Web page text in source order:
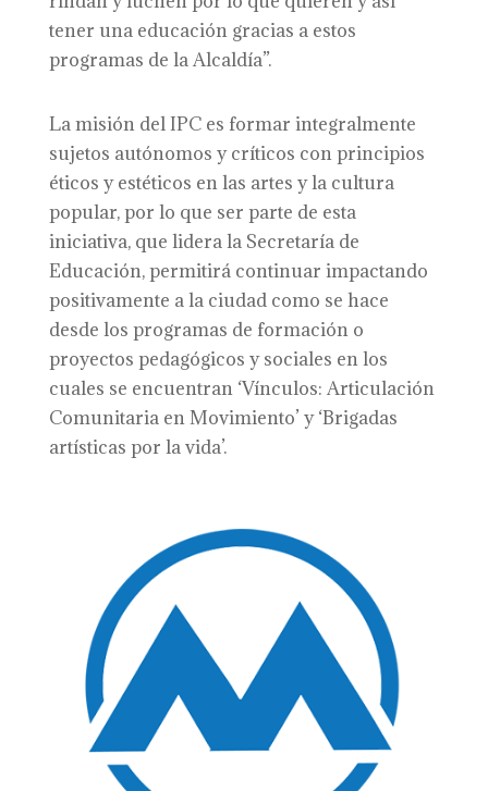
tener una educación gracias a estos
programas de la Alcaldía”.
La misión del IPC es formar integralmente
sujetos autónomos y críticos con principios
éticos y estéticos en las artes y la cultura
popular, por lo que ser parte de esta
iniciativa, que lidera la Secretaría de
Educación, permitirá continuar impactando
positivamente a la ciudad como se hace
desde los programas de formación o
proyectos pedagógicos y sociales en los
cuales se encuentran ‘Vínculos: Articulación
Comunitaria en Movimiento’ y ‘Brigadas
artísticas por la vida’.